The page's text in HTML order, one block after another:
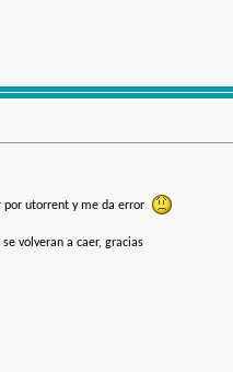
por utorrent y me da error
volveran a caer, gracias